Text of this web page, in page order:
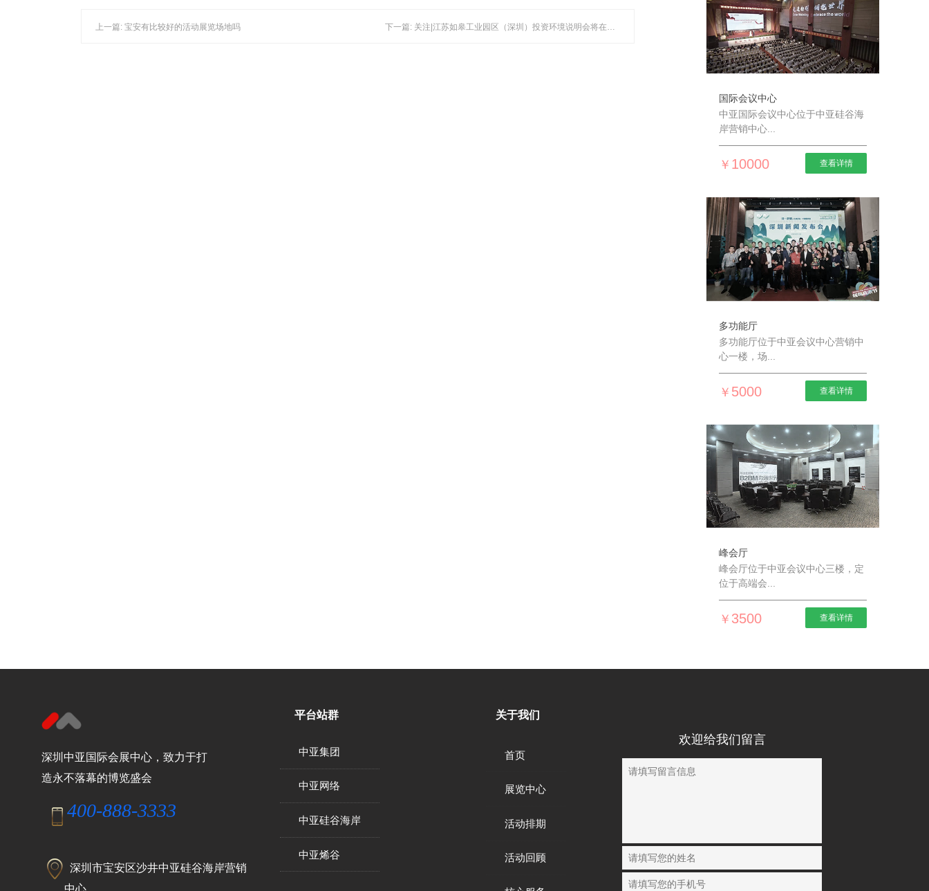
上一篇: 宝安有比较好的活动展览场地吗
国际会议中心
中亚国际会议中心位于中亚硅谷海
岸营销中心...
￥ 10000 查看详情
多功能厅
多功能厅位于中亚会议中心营销中
心一楼，场...
￥ 5000 查看详情
峰会厅
峰会厅位于中亚会议中心三楼，定
位于高端会...
￥ 3500 查看详情
深圳中亚国际会展中心，致力于打
造永不落幕的博览盛会
400-888-3333
深圳市宝安区沙井中亚硅谷海岸营销
中心
关于我们
首页
展览中心
活动排期
活动回顾
平台站群
中亚集团
中亚网络
中亚硅谷海岸
中亚烯谷
欢迎给我们留言